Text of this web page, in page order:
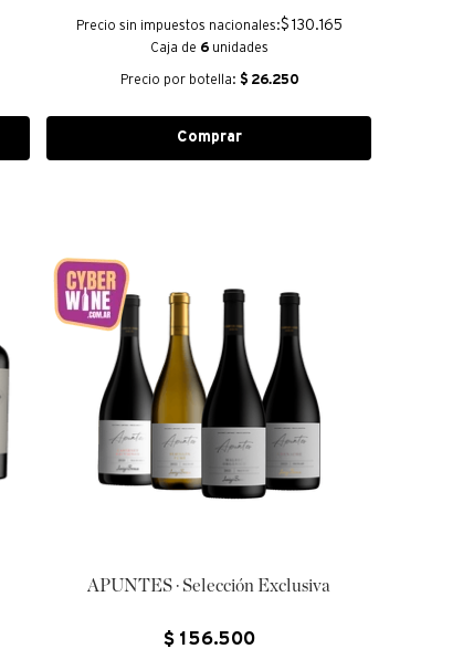
Precio sin impuestos nacionales:$ 130.165
Caja de 6 unidades
Precio por botella: $ 26.250
Comprar
APUNTES · Selección Exclusiva
$ 156.500